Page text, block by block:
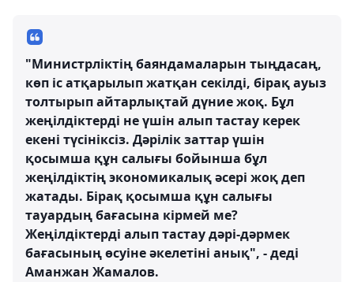
"Министрліктің баяндамаларын тыңдасаң,
көп іс атқарылып жатқан секілді, бірақ ауыз
толтырып айтарлықтай дүние жоқ. Бұл
жеңілдіктерді не үшін алып тастау керек
екені түсініксіз. Дәрілік заттар үшін
қосымша құн салығы бойынша бұл
жеңілдіктің экономикалық әсері жоқ деп
жатады. Бірақ қосымша құн салығы
тауардың бағасына кірмей ме?
Жеңілдіктерді алып тастау дәрі-дәрмек
бағасының өсуіне әкелетіні анық", - деді
Аманжан Жамалов.